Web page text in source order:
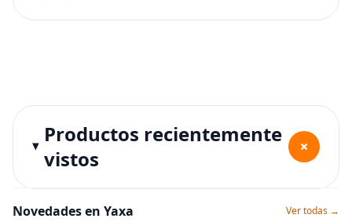
Productos recientemente
vistos
+
Novedades en Yaxa Ver todas →